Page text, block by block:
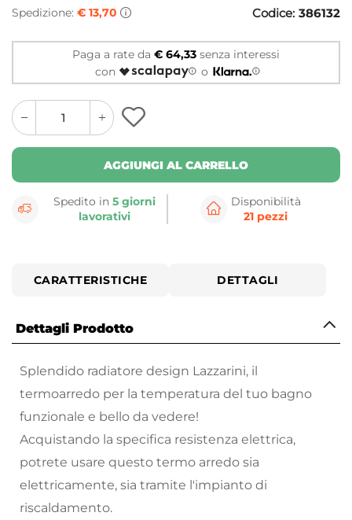
Spedizione: € 13,70 Codice: 386132
Paga a rate da € 64,33 senza interessi
con
o
quantity
button
quantity
minus
button
AGGIUNGI AL CARRELLO
Spedito in5 giorni
lavorativi
Disponibilità
21 pezzi
CARATTERISTICHE DETTAGLI
Dettagli Prodotto
Splendido radiatore design Lazzarini, il
termoarredo per la temperatura del tuo bagno
funzionale e bello da vedere!
Acquistando la specifica resistenza elettrica,
potrete usare questo termo arredo sia
elettricamente, sia tramite l'impianto di
riscaldamento.